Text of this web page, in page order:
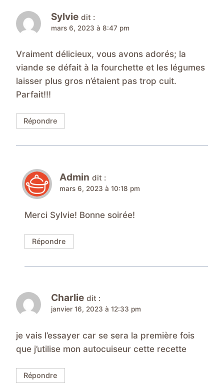
Sylvie dit :
mars 6, 2023 à 8:47 pm
Vraiment délicieux, vous avons adorés; la
viande se défait à la fourchette et les légumes
laisser plus gros n’étaient pas trop cuit.
Parfait!!!
Répondre
Admin dit :
mars 6, 2023 à 10:18 pm
Merci Sylvie! Bonne soirée!
Répondre
Charlie dit :
janvier 16, 2023 à 12:33 pm
je vais l’essayer car se sera la première fois
que j’utilise mon autocuiseur cette recette
Répondre